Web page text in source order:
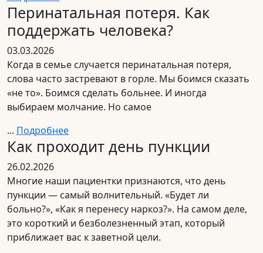
Перинатальная потеря. Как
поддержать человека?
03.03.2026
Когда в семье случается перинатальная потеря,
слова часто застревают в горле. Мы боимся сказать
«не то». Боимся сделать больнее. И иногда
выбираем молчание. Но самое
... Подробнее
Как проходит день пункции
26.02.2026
Многие наши пациентки признаются, что день
пункции — самый волнительный. «Будет ли
больно?», «Как я перенесу наркоз?». На самом деле,
это короткий и безболезненный этап, который
приближает вас к заветной цели.